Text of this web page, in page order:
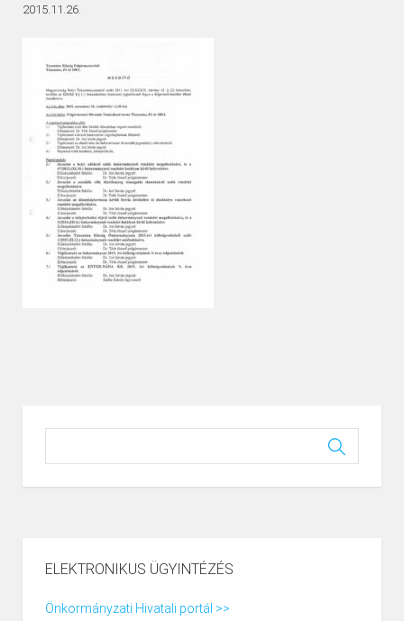
2015.11.26.
ELEKTRONIKUS ÜGYINTÉZÉS
Önkormányzati Hivatali portál >>